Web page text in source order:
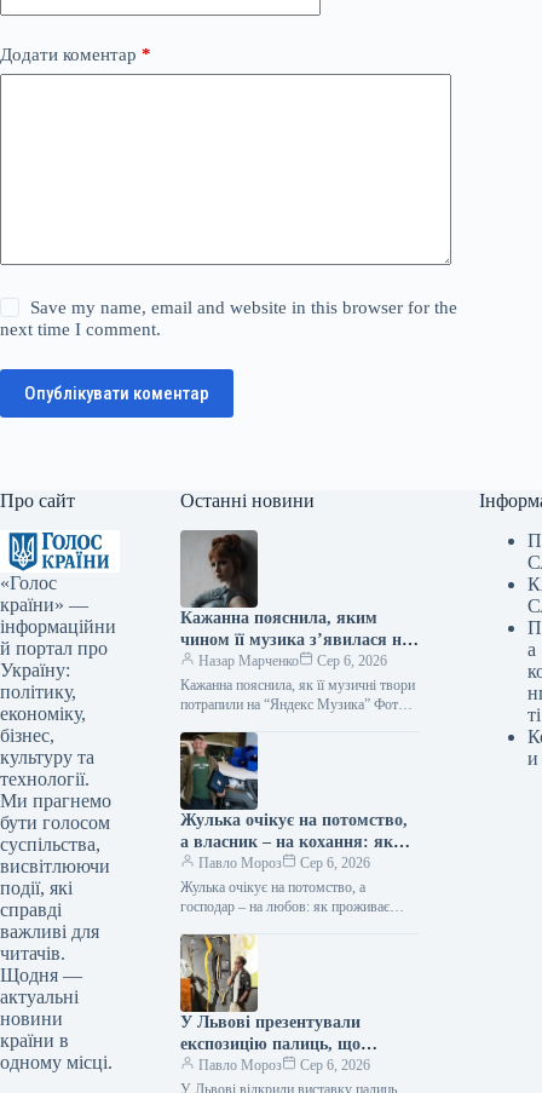
Додати коментар *
Save my name, email and website in this browser for the
next time I comment.
Опублікувати коментар
Про сайт
«Голос
країни» —
інформаційни
й портал про
Україну:
політику,
економіку,
бізнес,
культуру та
технології.
Ми прагнемо
бути голосом
суспільства,
висвітлюючи
події, які
справді
важливі для
читачів.
Щодня —
актуальні
новини
країни в
одному місці.
Останні новини
Кажанна пояснила, яким
чином її музика з’явилася на
“Яндекс Музика”
Назар Марченко
Сер 6, 2026
Кажанна пояснила, як її музичні твори
потрапили на “Яндекс Музика” Фото:
на нас в Google додати зараз
Російська…
Жулька очікує на потомство,
а власник – на кохання: як
облаштувався переселенець з
курями та “Жигулями”
Павло Мороз
Сер 6, 2026
Жулька очікує на потомство, а
господар – на любов: як проживає
«Жигулями» Фото: Telegram Олега…
У Львові презентували
експозицію палиць, що
досліджує феномен Threads.
Павло Мороз
Сер 6, 2026
У Львові відкрили виставку палиць,
а
ті
и